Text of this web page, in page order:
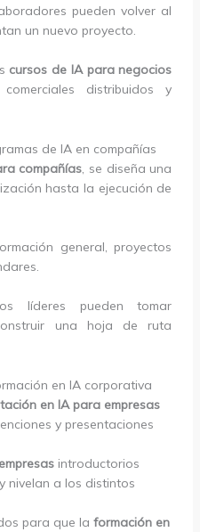
pueden volver al
un nuevo proyecto.
cursos de IA para negocios
distribuidos y
de IA en compañías
compañías , se diseña una
hasta la ejecución de
general, proyectos
líderes pueden tomar
una hoja de ruta
en IA corporativa
en IA para empresas
y presentaciones
introductorios
nivelan a los distintos
para que la formación en